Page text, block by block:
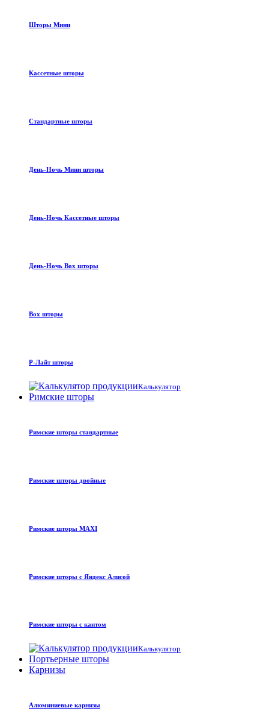
Шторы Мини
Кассетные шторы
Стандартные шторы
День-Ночь Мини шторы
День-Ночь Кассетные шторы
День-Ночь Box шторы
Box шторы
Р-Лайт шторы
Калькулятор
Римские шторы
Римские шторы стандартные
Римские шторы двойные
Римские шторы MAXI
Римские шторы с Яндекс Алисой
Римские шторы с кантом
Калькулятор
Портьерные шторы
Карнизы
Алюминиевые карнизы